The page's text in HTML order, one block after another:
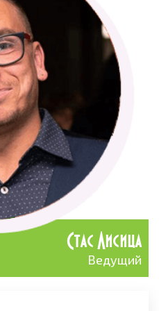
Стас Лисица
Ведущий